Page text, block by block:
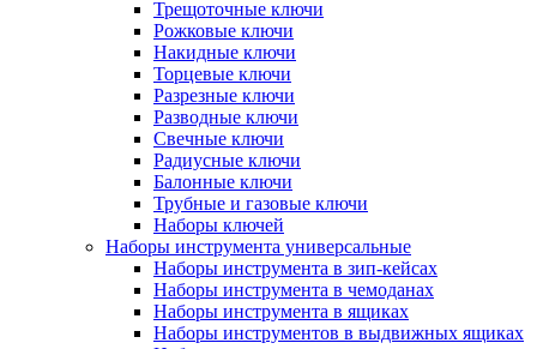
Трещоточные ключи
Рожковые ключи
Накидные ключи
Торцевые ключи
Разрезные ключи
Разводные ключи
Свечные ключи
Радиусные ключи
Балонные ключи
Трубные и газовые ключи
Наборы ключей
Наборы инструмента универсальные
Наборы инструмента в зип-кейсах
Наборы инструмента в чемоданах
Наборы инструмента в ящиках
Наборы инструментов в выдвижных ящиках